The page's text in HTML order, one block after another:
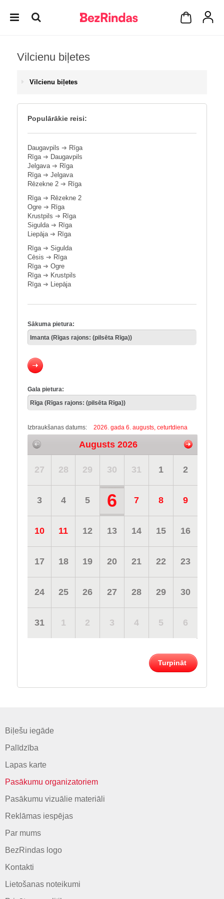
Vilcienu biļetes
Vilcienu biļetes
Populārākie reisi:
Daugavpils ➔ Rīga
Rīga➔ Daugavpils
Jelgava➔ Rīga
Rīga➔ Jelgava
Rēzekne 2 ➔ Rīga
Rīga➔ Rēzekne 2
Ogre ➔ Rīga
Krustpils ➔ Rīga
Sigulda➔ Rīga
Liepāja➔ Rīga
Rīga➔ Sigulda
Cēsis ➔ Rīga
Rīga➔ Ogre
Rīga➔ Krustpils
Rīga➔ Liepāja
Sākuma pietura:
Gala pietura:
Izbraukšanas datums: 2026. gada 6. augusts, ceturtdiena
Augusts 2026
27 28 29 30 31 1 2
3 4 5 6 7 8 9
10 11 12 13 14 15 16
17 18 19 20 21 22 23
24 25 26 27 28 29 30
31 1 2 3 4 5 6
Turpināt
Biļešu iegāde
Palīdzība
Lapas karte
Pasākumu organizatoriem
Pasākumu vizuālie materiāli
Reklāmas iespējas
Par mums
BezRindas logo
Kontakti
Lietošanas noteikumi